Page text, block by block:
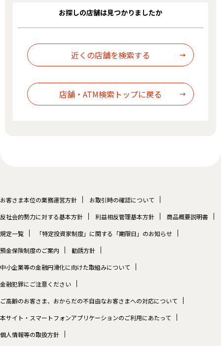
お探しの店舗は見つかりましたか
お客さま本位の業務運営方針
お取引時の確認について
反社会的勢力に対する基本方針
利益相反管理基本方針
商品概要説明書
規定一覧
「特定投資家制度」に関する「期限日」のお知らせ
預金保険制度のご案内
勧誘方針
中小企業等の金融円滑化に向けた取組みについて
金融犯罪にご注意ください
ご高齢のお客さま、おからだの不自由なお客さまへの対応について
本サイト・スマートフォンアプリケーションのご利用にあたって
個人情報等の取扱方針